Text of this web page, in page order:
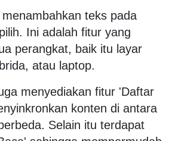
teks pada
Ini adalah fitur yang
perangkat, baik itu layar
atau laptop.
menyediakan fitur 'Daftar
konten di antara
Selain itu terdapat